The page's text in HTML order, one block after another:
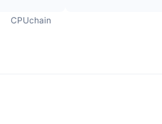
CPUchain